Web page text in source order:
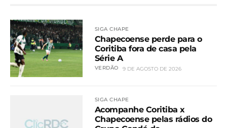
SIGA CHAPE
Chapecoense perde para o
Coritiba fora de casa pela
Série A
VERDÃO 9 DE AGOSTO DE 2026
SIGA CHAPE
Acompanhe Coritiba x
Chapecoense pelas rádios do